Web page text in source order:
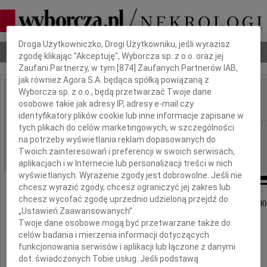
Nekrologi Odeszli Poradnik pogrzebowy
IMIĘ I NAZWISKO: Edmund Niziurski
REGION: Warszawa
DATA EMISJI: 23.09.2022
W dniu 30 września 2022 roku o godzinie 18.00
w kościele Dominikanów przy ul. Freta 10
odbędzie się msza święta za spokój duszy
śp.
Dbamy o Twoją prywatność
Droga Użytkowniczko, Drogi Użytkowniku, jeśli wyrazisz
zgodę klikając "Akceptuję", Wyborcza sp. z o.o. oraz jej
Zaufani Partnerzy, w tym [874 ] Zaufanych Partnerów IAB,
jak również Agora S.A. będąca spółką powiązaną z
Wyborcza sp. z o.o., będą przetwarzać Twoje dane
osobowe takie jak adresy IP, adresy e-mail czy
identyfikatory plików cookie lub inne informacje zapisane w
tych plikach do celów marketingowych, w szczególności
na potrzeby wyświetlania reklam dopasowanych do
Twoich zainteresowań i preferencji w swoich serwisach,
aplikacjach i w Internecie lub personalizacji treści w nich
wyświetlanych. Wyrażenie zgody jest dobrowolne. Jeśli nie
chcesz wyrazić zgody, chcesz ograniczyć jej zakres lub
chcesz wycofać zgodę uprzednio udzieloną przejdź do
„Ustawień Zaawansowanych”.
Twoje dane osobowe mogą być przetwarzane także do
celów badania i mierzenia informacji dotyczących
funkcjonowania serwisów i aplikacji lub łączone z danymi
dot. świadczonych Tobie usług. Jeśli podstawą